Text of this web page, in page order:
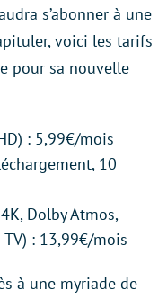
s’abonner à une
voici les tarifs
pour sa nouvelle
: 5,99€/mois
10
Dolby Atmos,
: 13,99€/mois
à une myriade de